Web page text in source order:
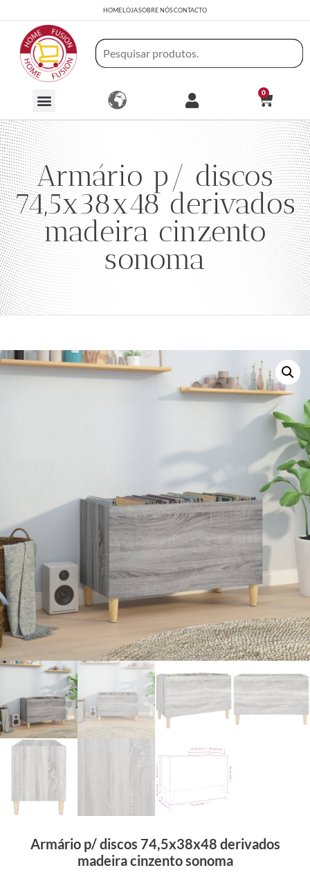
HOMELOJASOBRE NÓSCONTACTO
0
Armário p/ discos
74,5x38x48 derivados
madeira cinzento
sonoma
Armário p/ discos 74,5x38x48 derivados
madeira cinzento sonoma